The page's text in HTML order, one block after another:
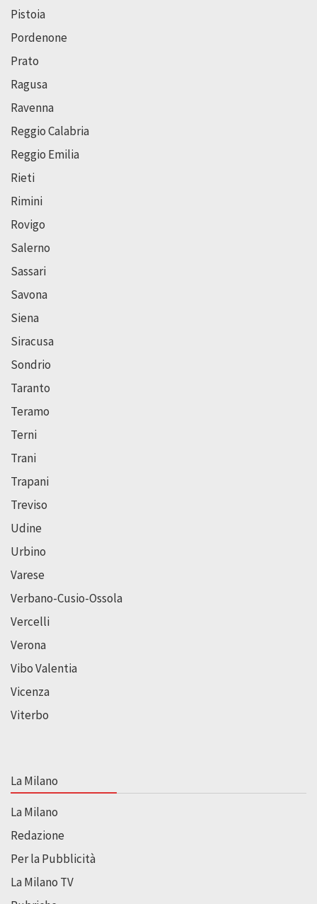
Pistoia
Pordenone
Prato
Ragusa
Ravenna
Reggio Calabria
Reggio Emilia
Rieti
Rimini
Rovigo
Salerno
Sassari
Savona
Siena
Siracusa
Sondrio
Taranto
Teramo
Terni
Trani
Trapani
Treviso
Udine
Urbino
Varese
Verbano-Cusio-Ossola
Vercelli
Verona
Vibo Valentia
Vicenza
Viterbo
La Milano
La Milano
Redazione
Per la Pubblicità
La Milano TV